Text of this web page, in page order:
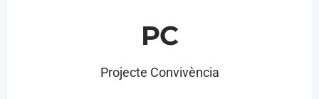
PC
Projecte Convivència